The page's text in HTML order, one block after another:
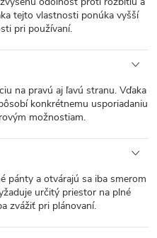
tejto vlastnosti ponúka vyšší
pri používaní.
na pravú aj ľavú stranu. Vďaka
konkrétnemu usporiadaniu
možnostiam.
pánty a otvárajú sa iba smerom
určitý priestor na plné
zvážiť pri plánovaní.